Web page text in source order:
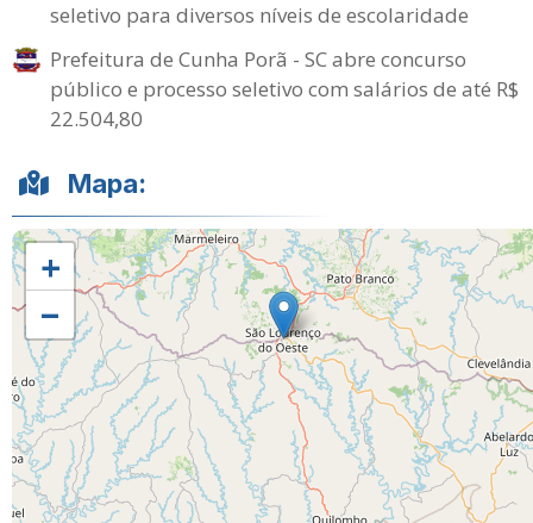
seletivo para diversos níveis de escolaridade
Prefeitura de Cunha Porã - SC abre concurso
público e processo seletivo com salários de até R$
22.504,80
Mapa:
+
−